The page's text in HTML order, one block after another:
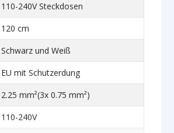
110-240V Steckdosen
120 cm
Schwarz und Weiß
EU mit Schutzerdung
2.25 mm²(3x 0.75 mm²)
110-240V